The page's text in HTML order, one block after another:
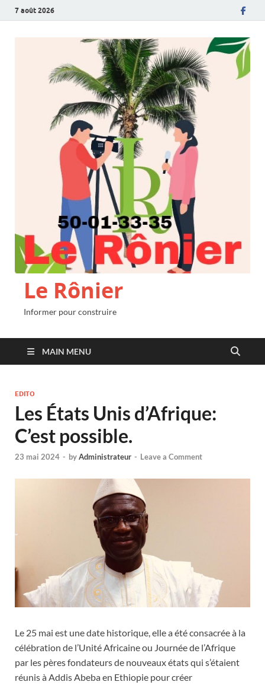
7 août 2026
Le Rônier
Informer pour construire
MAIN MENU
EDITO
Les États Unis d’Afrique:
C’est possible.
23 mai 2024 - byAdministrateur - Leave a Comment
Le 25 mai est une date historique, elle a été consacrée à la
célébration de l’Unité Africaine ou Journée de l’Afrique
par les pères fondateurs de nouveaux états qui s’étaient
réunis à Addis Abeba en Ethiopie pour créer